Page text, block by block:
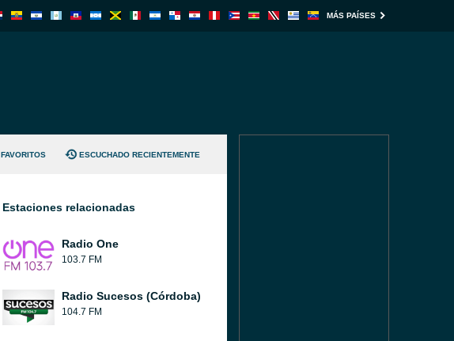
MÁS PAÍSES
FAVORITOS ESCUCHADO RECIENTEMENTE
Estaciones relacionadas
Radio One
103.7 FM
Radio Sucesos (Córdoba)
104.7 FM